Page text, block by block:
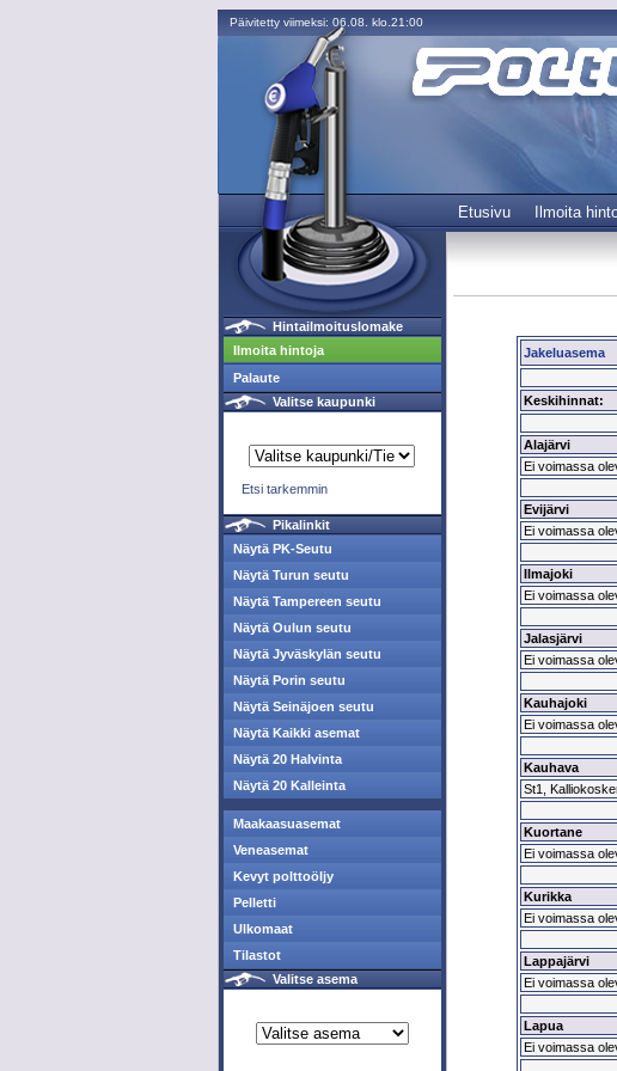
Päivitetty viimeksi: 06.08. klo.21:00
Etusivu Ilmoita
Hintailmoituslomake
Ilmoita hintoja
Palaute
Valitse kaupunki
Etsi tarkemmin
Pikalinkit
Näytä PK-Seutu
Näytä Turun seutu
Näytä Tampereen seutu
Näytä Oulun seutu
Näytä Jyväskylän seutu
Näytä Porin seutu
Näytä Seinäjoen seutu
Näytä Kaikki asemat
Näytä 20 Halvinta
Näytä 20 Kalleinta
Maakaasuasemat
Veneasemat
Kevyt polttoöljy
Pelletti
Ulkomaat
Tilastot
Valitse asema
Jakeluasema
Keskihinnat:
Alajärvi
Ei voimassa
Evijärvi
Ei voimassa
Ilmajoki
Ei voimassa
Jalasjärvi
Ei voimassa
Kauhajoki
Ei voimassa
Kauhava
St1,
Kuortane
Ei voimassa
Kurikka
Ei voimassa
Lappajärvi
Ei voimassa
Lapua
Ei voimassa